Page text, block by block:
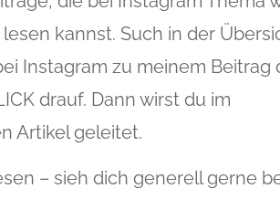
kannst. Such in der
Instagram zu meinem Beitrag
drauf. Dann wirst du im
Artikel geleitet.
– sieh dich generell gerne